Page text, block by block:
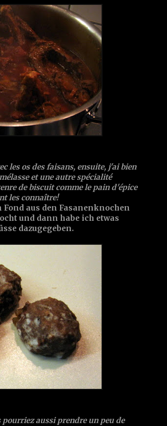
les os des faisans, ensuite, j'ai bien
et une autre spécialité
de biscuit comme le pain d'épice
les connaître!
aus den Fasanenknochen
und dann habe ich etwas
dazugegeben.
aussi prendre un peu de